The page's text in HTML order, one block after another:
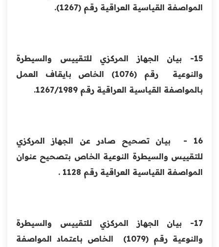
المواصفة القياسية العراقية رقم (1267).
15- بيان الجهاز المركزي للتقييس والسيطرة
والنوعية رقم (1076) الخاص بايقاف العمل
بالمواصفة القياسية العراقية رقم 1267/1989.
16 - بيان تصحيح صادر عن الجهاز المركزي
للتقييس والسيطرة النوعية الخاص بتصحيح عنوان
المواصفة القياسية العراقية رقم 1128 .
17- بيان الجهاز المركزي للتقييس والسيطرة
والنوعية رقم (1079) الخاص باعتماد المواصفة